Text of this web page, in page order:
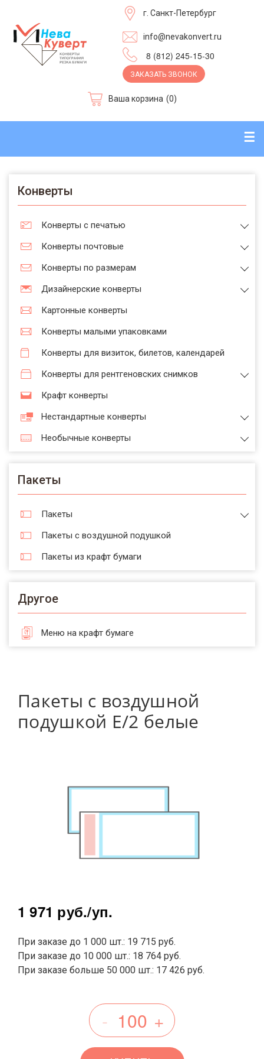
г. Санкт-Петербург
info@nevakonvert.ru
8 (812) 245-15-30
ЗАКАЗАТЬ ЗВОНОК
Ваша корзина (0)
☰
Конверты
Конверты с печатью
Конверты почтовые
Конверты по размерам
Дизайнерские конверты
Картонные конверты
Конверты малыми упаковками
Конверты для визиток, билетов, календарей
Конверты для рентгеновских снимков
Крафт конверты
Нестандартные конверты
Необычные конверты
Пакеты
Пакеты
Пакеты с воздушной подушкой
Пакеты из крафт бумаги
Другое
Меню на крафт бумаге
Пакеты с воздушной
подушкой E/2 белые
1 971 руб./уп.
При заказе до 1 000 шт.: 19 715 руб.
При заказе до 10 000 шт.: 18 764 руб.
При заказе больше 50 000 шт.: 17 426 руб.